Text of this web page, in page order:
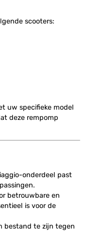
scooters:
uw specifieke model
deze rempomp
onderdeel past
betrouwbare en
is voor de
bestand te zijn tegen